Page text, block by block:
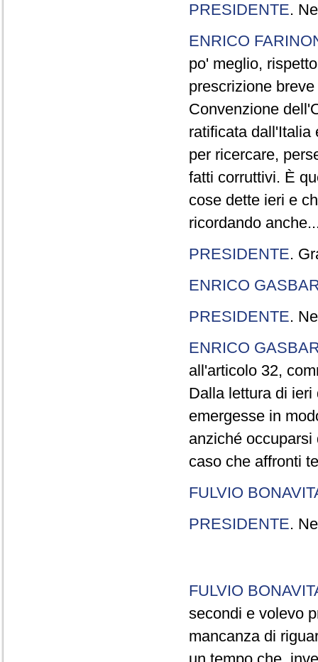
PRESIDENTE.
ENRICO
po' meglio,
prescrizione
Convenzione
ratificata dall'Italia
per ricercare,
fatti corruttivi. È
cose dette ieri e
ricordando
PRESIDENTE.
ENRICO
PRESIDENTE.
ENRICO
all'articolo 32,
Dalla lettura di
emergesse in
anziché
caso che affronti
FULVIO
PRESIDENTE.
FULVIO
secondi e volevo
mancanza di